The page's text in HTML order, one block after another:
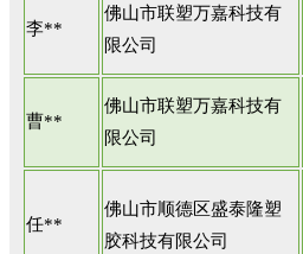
李**
佛山市联塑万嘉科技有
限公司
曹**
佛山市联塑万嘉科技有
限公司
任**
佛山市顺德区盛泰隆塑
胶科技有限公司